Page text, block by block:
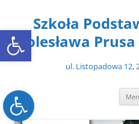
Open toolbar
Open toolbar
treściSzkoła
Bolesława
ul. Listopadowa 12,